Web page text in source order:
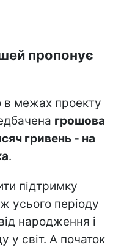
пропонує
в межах проекту
грошова
гривень - на
.
підтримку
усього періоду
народження і
у світ. А початок